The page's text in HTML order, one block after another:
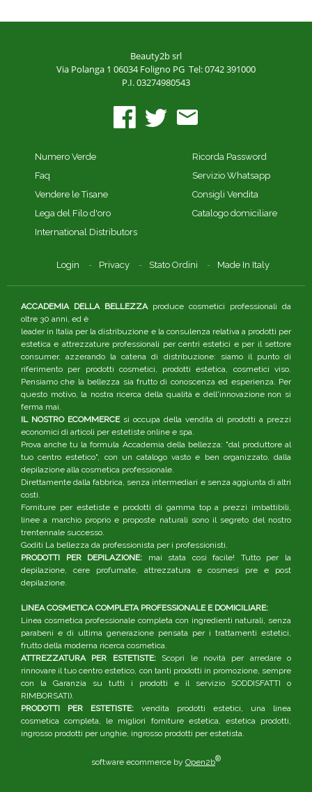
Beauty2b srl
Via Polanga 1 06034 Foligno PG Tel: 0742 391000
P.I. 03274980543
Numero Verde
Faq
Vendere le Tisane
Lega del Filo d'oro
International Distributors
Ricorda Password
Servizio Whatsapp
Consigli Vendita
Catalogo domiciliare
Login Privacy Stato Ordini Made In Italy
ACCADEMIA DELLA BELLEZZAproduce cosmetici professionali da
oltre 30 anni, ed è
leader in Italia per la distribuzione e la consulenza relativa a prodotti per
estetica e attrezzature professionali per centri estetici e per il settore
consumer, azzerando la catena di distribuzione: siamo il punto di
riferimento per prodotti cosmetici, prodotti estetica, cosmetici viso.
Pensiamo che la bellezza sia frutto di conoscenza ed esperienza. Per
questo motivo, la nostra ricerca della qualità e dell'innovazione non si
ferma mai.
IL NOSTRO ECOMMERCEsi occupa della vendita di prodotti a prezzi
economici di articoli per estetiste online e spa.
Prova anche tu la formula Accademia della bellezza: "dal produttore al
tuo centro estetico", con un catalogo vasto e ben organizzato, dalla
depilazione alla cosmetica professionale.
Direttamente dalla fabbrica, senza intermediari e senza aggiunta di altri
costi.
Forniture per estetiste e prodotti di gamma top a prezzi imbattibili,
linee a marchio proprio e proposte naturali sono il segreto del nostro
trentennale successo.
Goditi La bellezza da professionista per i professionisti.
PRODOTTI PER DEPILAZIONE: mai stata così facile! Tutto per la
depilazione, cere profumate, attrezzatura e cosmesi pre e post
depilazione.
LINEA COSMETICA COMPLETA PROFESSIONALE E DOMICILIARE:
Linea cosmetica professionale completa con ingredienti naturali, senza
parabeni e di ultima generazione pensata per i trattamenti estetici,
frutto della moderna ricerca cosmetica.
ATTREZZATURA PER ESTETISTE:Scopri le novità per arredare o
rinnovare il tuo centro estetico, con tanti prodotti in promozione, sempre
con la Garanzia su tutti i prodotti e il servizio SODDISFATTI o
RIMBORSATI).
PRODOTTI PER ESTETISTE: vendita prodotti estetici, una linea
cosmetica completa, le migliori forniture estetica, estetica prodotti,
ingrosso prodotti per unghie, ingrosso prodotti per estetista.
software ecommerce by Open2b®